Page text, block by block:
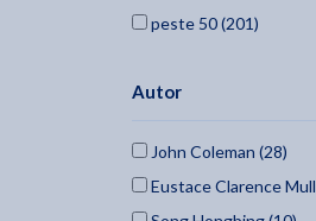
peste 50 (201)
Autor
John Coleman (28)
Eustace Clarence